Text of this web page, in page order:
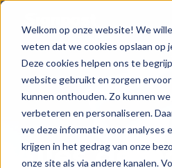
Welkom op onze website! We
weten dat we cookies opslaan op
Deze cookies helpen ons te
website gebruikt en zorgen
kunnen onthouden. Zo kunnen
verbeteren en personaliseren.
we deze informatie voor analyses
krijgen in het gedrag van onze
onze site als via andere kanalen.
Alles